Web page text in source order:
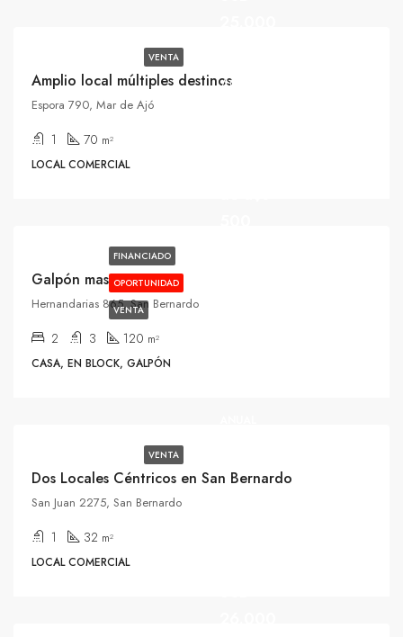
VENTA
Amplio local múltiples destinos
Espora 790, Mar de Ajó
1 70 m²
LOCAL COMERCIAL
FINANCIADO
OPORTUNIDAD
VENTA
ANTICIPO
Galpón mas casa
Hernandarias 865, San Bernardo
2 3 120 m²
CASA, EN BLOCK, GALPÓN
VENTA
Dos Locales Céntricos en San Bernardo
San Juan 2275, San Bernardo
1 32 m²
LOCAL COMERCIAL